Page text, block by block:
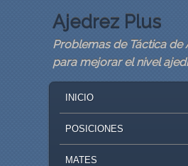
Ajedrez Plus
Problemas de Táctica de
para mejorar el nivel
SKIP TO PRIMARY
SKIP TO SECONDARY
INICIO
POSICIONES
MATES